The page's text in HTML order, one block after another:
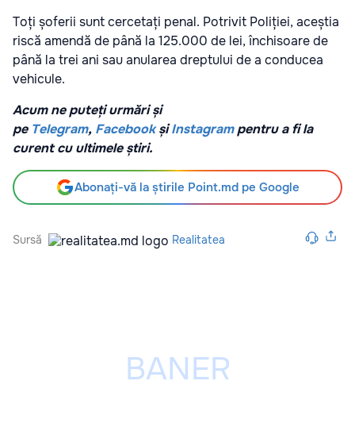
Toți șoferii sunt cercetați penal. Potrivit Poliției, aceștia
riscă amendă de până la 125.000 de lei, închisoare de
până la trei ani sau anularea dreptului de a conducea
vehicule.
Acum ne puteți urmări și
pe Telegram, FacebookșiInstagrampentru a fi la
curent cu ultimele știri.
Abonați-vă la știrile Point.md pe Google
Sursă Realitatea